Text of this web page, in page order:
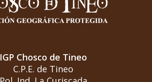
IGP Chosco de Tineo
C.P.E. de Tineo